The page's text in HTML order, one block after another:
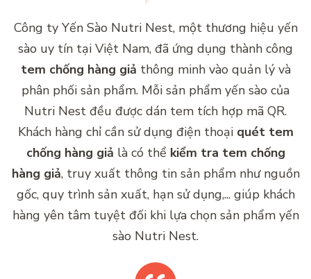
Công ty Yến Sào Nutri Nest, một thương hiệu yến
sào uy tín tại Việt Nam, đã ứng dụng thành công
tem chống hàng giả thông minh vào quản lý và
phân phối sản phẩm. Mỗi sản phẩm yến sào của
Nutri Nest đều được dán tem tích hợp mã QR.
Khách hàng chỉ cần sử dụng điện thoại quét tem
chống hàng giả là có thể kiểm tra tem chống
hàng giả, truy xuất thông tin sản phẩm như nguồn
gốc, quy trình sản xuất, hạn sử dụng,... giúp khách
hàng yên tâm tuyệt đối khi lựa chọn sản phẩm yến
sào Nutri Nest.